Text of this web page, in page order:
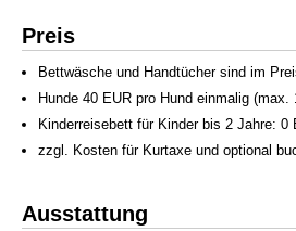
Preis
Bettwäsche und Handtücher sind im
Hunde 40 EUR pro Hund einmalig (max.
Kinderreisebett für Kinder bis 2 Jahre: 0
zzgl. Kosten für Kurtaxe und optional
Ausstattung